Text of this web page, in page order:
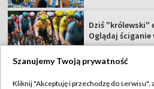
Dziś "królewski"
Oglądaj ściganie
Szanujemy Twoją prywatność
Kliknij "Akceptuję i przechodzę do serwisu",